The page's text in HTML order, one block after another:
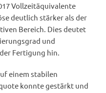
Vollzeitäquivalente
deutlich stärker als der
Bereich. Dies deutet
und
Fertigung hin.
einem stabilen
konnte gestärkt und